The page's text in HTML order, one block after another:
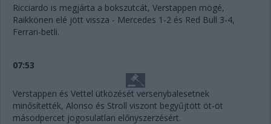
Ricciardo is megjárta a bokszutcát, Verstappen mögé,
Raikkönen elé jött vissza - Mercedes 1-2 és Red Bull 3-4,
Ferrari-betli.
07:53
Verstappen és Vettel ütközését versenybalesetnek
minősítették, Alonso és Stroll viszont begyűjtött öt-öt
másodpercet jogosulatlan előnyszerzésért.